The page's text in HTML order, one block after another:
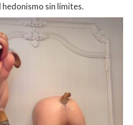
sin límites.